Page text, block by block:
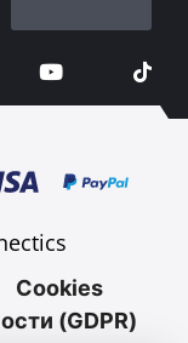
Cookies
(GDPR)